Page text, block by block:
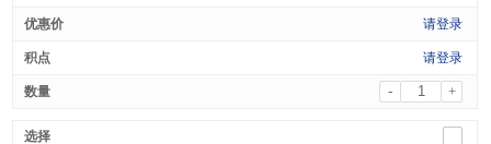
请登录
请登录
- +